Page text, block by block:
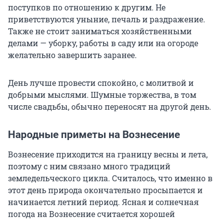
поступков по отношению к другим. Не
приветствуются уныние, печаль и раздражение.
Также не стоит заниматься хозяйственными
делами — уборку, работы в саду или на огороде
желательно завершить заранее.
День лучше провести спокойно, с молитвой и
добрыми мыслями. Шумные торжества, в том
числе свадьбы, обычно переносят на другой день.
Народные приметы на Вознесение
Вознесение приходится на границу весны и лета,
поэтому с ним связано много традиций
земледельческого цикла. Считалось, что именно в
этот день природа окончательно просыпается и
начинается летний период. Ясная и солнечная
погода на Вознесение считается хорошей